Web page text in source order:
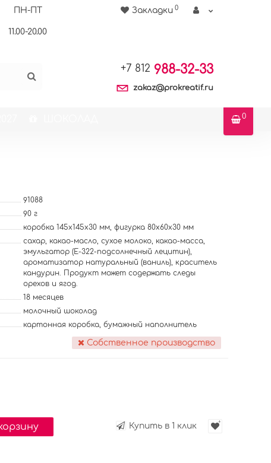
ПН-ПТ
11.00-20.00
Закладки 0
+7 812 988-32-33
zakaz@prokreatif.ru
0
91088
90 г
коробка 145х145х30 мм, фигурка 80х60х30 мм
сахар, какао-масло, сухое молоко, какао-масса,
эмульгатор (E-322-подсолнечный лецитин),
ароматизатор натуральный (ваниль), краситель
кандурин. Продукт может содержать следы
орехов и ягод.
18 месяцев
молочный шоколад
картонная коробка, бумажный наполнитель
Собственное производство
Купить в 1 клик